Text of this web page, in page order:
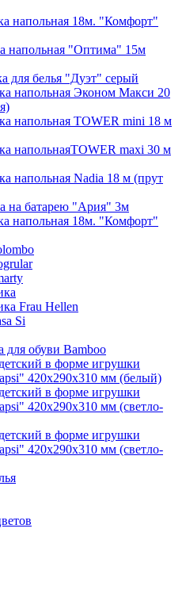
напольная 18м. "Комфорт"
напольная "Оптима" 15м
для белья "Дуэт" серый
напольная Эконом Макси 20
напольная TOWER mini 18 м
напольнаяTOWER maxi 30 м
напольная Nadia 18 м (прут
на батарею "Ария" 3м
напольная 18м. "Комфорт"
Frau Hellen
Si
для обуви Bamboo
в форме игрушки
420х290х310 мм (белый)
в форме игрушки
420х290х310 мм (светло-
в форме игрушки
420х290х310 мм (светло-